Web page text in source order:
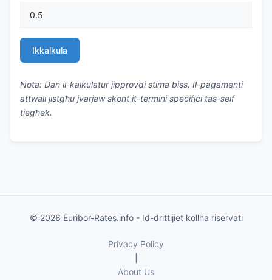
Ikkalkula
Nota: Dan il-kalkulatur jipprovdi stima biss. Il-pagamenti
attwali jistgħu jvarjaw skont it-termini speċifiċi tas-self
tiegħek.
© 2026 Euribor-Rates.info - Id-drittijiet kollha riservati
Privacy Policy
About Us